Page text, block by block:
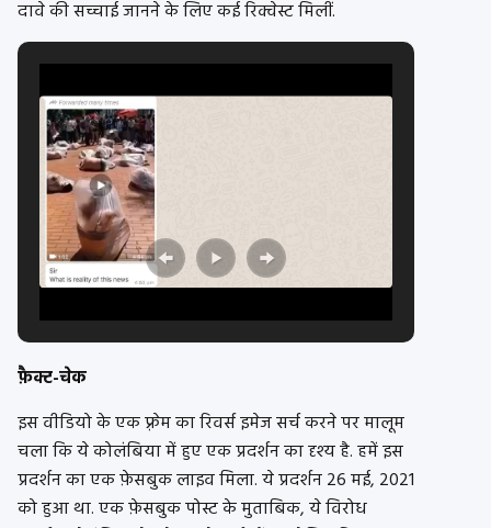
दावे की सच्चाई जानने के लिए कई रिक्वेस्ट मिलीं.
फ़ैक्ट-चेक
इस वीडियो के एक फ़्रेम का रिवर्स इमेज सर्च करने पर मालूम
चला कि ये कोलंबिया में हुए एक प्रदर्शन का दृश्य है. हमें इस
प्रदर्शन का एक फ़ेसबुक लाइव मिला. ये प्रदर्शन 26 मई, 2021
को हुआ था. एक फ़ेसबुक पोस्ट के मुताबिक, ये विरोध